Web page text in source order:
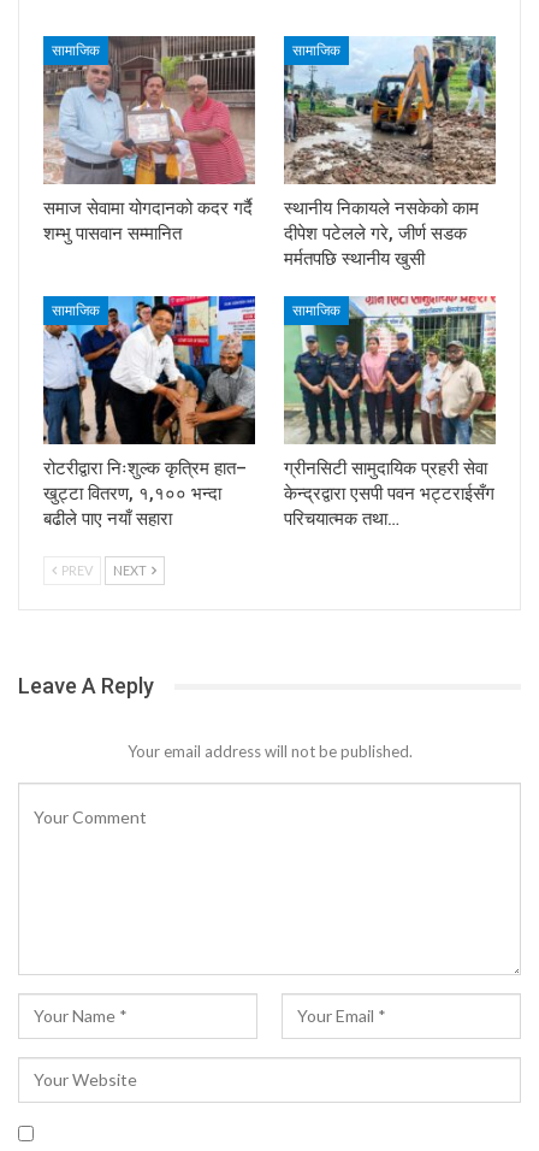
सामाजिक
समाज सेवामा योगदानको कदर गर्दै
शम्भु पासवान सम्मानित
सामाजिक
स्थानीय निकायले नसकेको काम
दीपेश पटेलले गरे, जीर्ण सडक
मर्मतपछि स्थानीय खुसी
सामाजिक
रोटरीद्वारा निःशुल्क कृत्रिम हात–
खुट्टा वितरण, १,१०० भन्दा
बढीले पाए नयाँ सहारा
सामाजिक
ग्रीनसिटी सामुदायिक प्रहरी सेवा
केन्द्रद्वारा एसपी पवन भट्टराईसँग
परिचयात्मक तथा…
PREV NEXT
Leave A Reply
Your email address will not be published.